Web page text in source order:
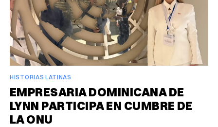
HISTORIAS LATINAS
EMPRESARIA DOMINICANA DE
LYNN PARTICIPA EN CUMBRE DE
LA ONU